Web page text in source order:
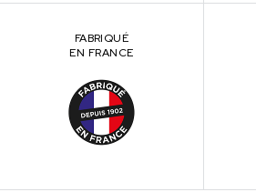
FABRIQUÉ
EN FRANCE